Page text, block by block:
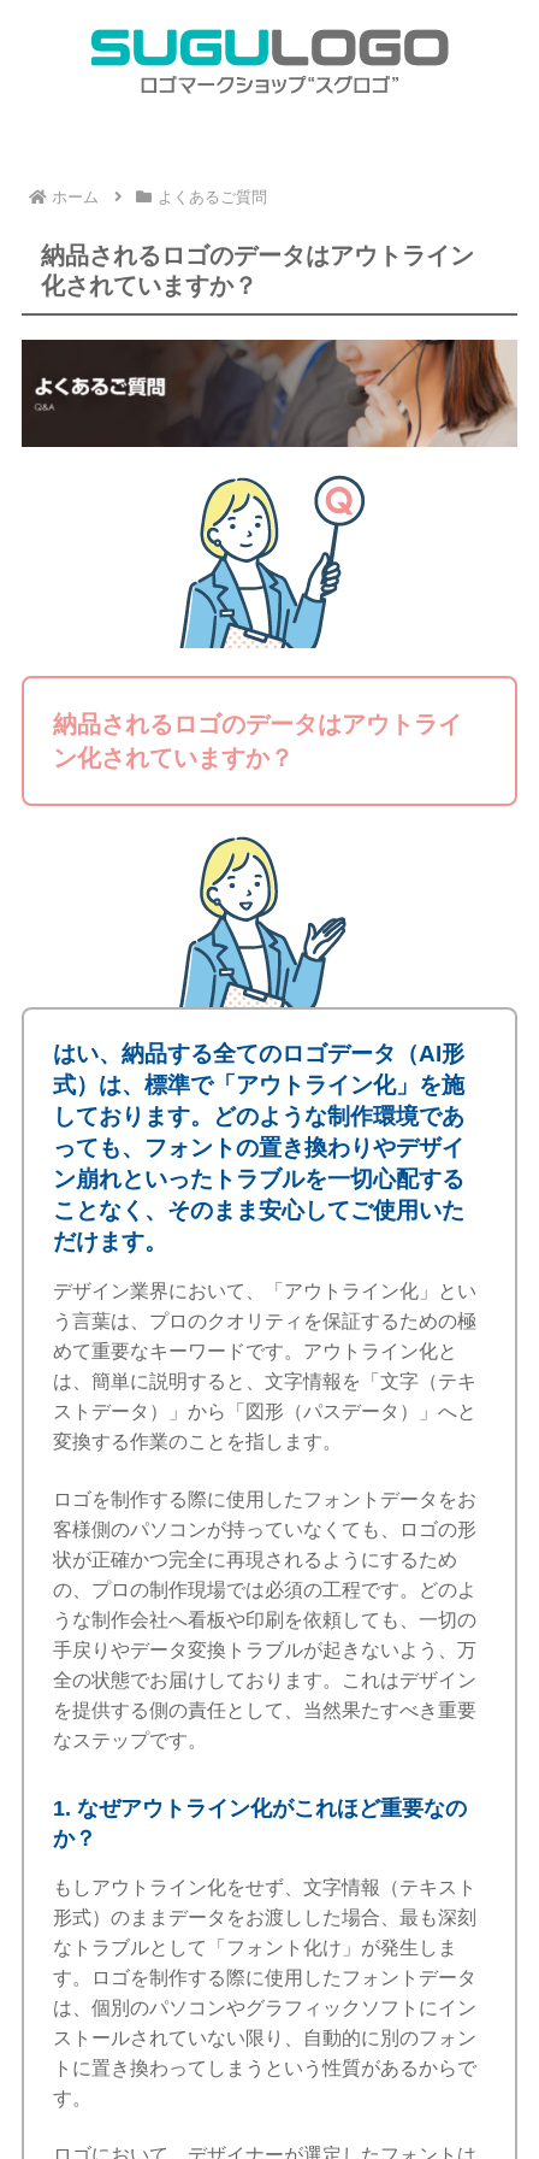
ホーム よくあるご質問
納品されるロゴのデータはアウトライン
化されていますか？
納品されるロゴのデータはアウトライ
ン化されていますか？
はい、納品する全てのロゴデータ（AI形
式）は、標準で「アウトライン化」を施
しております。どのような制作環境であ
っても、フォントの置き換わりやデザイ
ン崩れといったトラブルを一切心配する
ことなく、そのまま安心してご使用いた
だけます。
デザイン業界において、「アウトライン化」とい
う言葉は、プロのクオリティを保証するための極
めて重要なキーワードです。アウトライン化と
は、簡単に説明すると、文字情報を「文字（テキ
ストデータ）」から「図形（パスデータ）」へと
変換する作業のことを指します。
ロゴを制作する際に使用したフォントデータをお
客様側のパソコンが持っていなくても、ロゴの形
状が正確かつ完全に再現されるようにするため
の、プロの制作現場では必須の工程です。どのよ
うな制作会社へ看板や印刷を依頼しても、一切の
手戻りやデータ変換トラブルが起きないよう、万
全の状態でお届けしております。これはデザイン
を提供する側の責任として、当然果たすべき重要
なステップです。
1. なぜアウトライン化がこれほど重要なの
か？
もしアウトライン化をせず、文字情報（テキスト
形式）のままデータをお渡しした場合、最も深刻
なトラブルとして「フォント化け」が発生しま
す。ロゴを制作する際に使用したフォントデータ
は、個別のパソコンやグラフィックソフトにイン
ストールされていない限り、自動的に別のフォン
トに置き換わってしまうという性質があるからで
す。